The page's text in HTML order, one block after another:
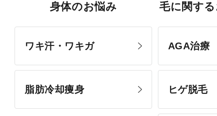
身体のお悩み
ワキ汗・ワキガ
脂肪冷却痩身
毛に関す
AGA治療
ヒゲ脱毛